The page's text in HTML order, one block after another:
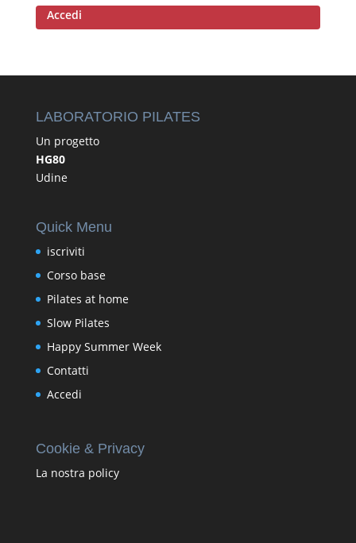
Accedi
LABORATORIO PILATES
Un progetto
HG80
Udine
Quick Menu
iscriviti
Corso base
Pilates at home
Slow Pilates
Happy Summer Week
Contatti
Accedi
Cookie & Privacy
La nostra policy